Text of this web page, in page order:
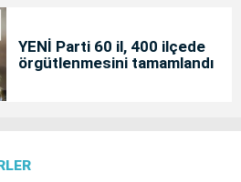
YENİ Parti 60 il, 400 ilçede
örgütlenmesini tamamlandı